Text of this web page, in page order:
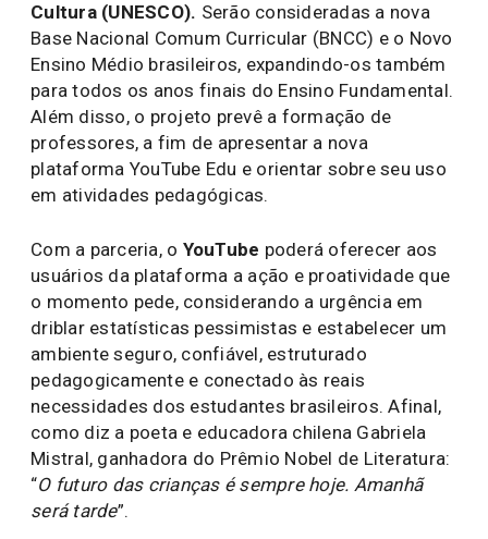
Cultura (UNESCO). Serão consideradas a nova
Base Nacional Comum Curricular (BNCC) e o Novo
Ensino Médio brasileiros, expandindo-os também
para todos os anos finais do Ensino Fundamental.
Além disso, o projeto prevê a formação de
professores, a fim de apresentar a nova
plataforma YouTube Edu e orientar sobre seu uso
em atividades pedagógicas.
Com a parceria, o YouTube poderá oferecer aos
usuários da plataforma a ação e proatividade que
o momento pede, considerando a urgência em
driblar estatísticas pessimistas e estabelecer um
ambiente seguro, confiável, estruturado
pedagogicamente e conectado às reais
necessidades dos estudantes brasileiros. Afinal,
como diz a poeta e educadora chilena Gabriela
Mistral, ganhadora do Prêmio Nobel de Literatura:
“O futuro das crianças é sempre hoje. Amanhã
será tarde”.